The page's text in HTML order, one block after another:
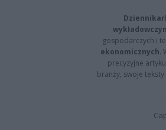
gospodarczych i
ekonomicznych.
precyzyjne
branży, swoje